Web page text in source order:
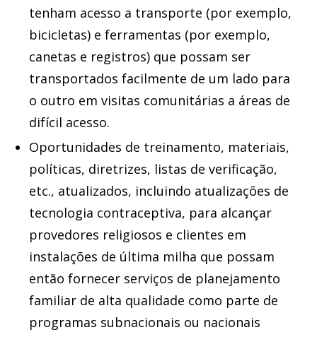
tenham acesso a transporte (por exemplo,
bicicletas) e ferramentas (por exemplo,
canetas e registros) que possam ser
transportados facilmente de um lado para
o outro em visitas comunitárias a áreas de
difícil acesso.
Oportunidades de treinamento, materiais,
políticas, diretrizes, listas de verificação,
etc., atualizados, incluindo atualizações de
tecnologia contraceptiva, para alcançar
provedores religiosos e clientes em
instalações de última milha que possam
então fornecer serviços de planejamento
familiar de alta qualidade como parte de
programas subnacionais ou nacionais